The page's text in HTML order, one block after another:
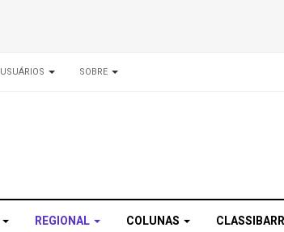
USUÁRIOS SOBRE
REGIONAL COLUNAS